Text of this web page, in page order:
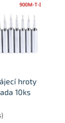
hroty
10ks